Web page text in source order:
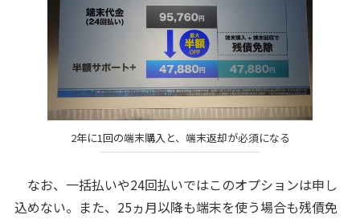
2年に1回の端末購入と、端末返却が必須になる
なお、一括払いや24回払いではこのオプションは申し
込めない。また、25ヵ月以降も端末を使う場合も残債免